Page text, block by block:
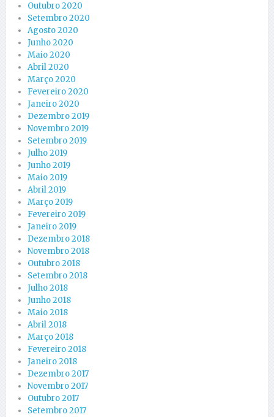
Outubro 2020
Setembro 2020
Agosto 2020
Junho 2020
Maio 2020
Abril 2020
Março 2020
Fevereiro 2020
Janeiro 2020
Dezembro 2019
Novembro 2019
Setembro 2019
Julho 2019
Junho 2019
Maio 2019
Abril 2019
Março 2019
Fevereiro 2019
Janeiro 2019
Dezembro 2018
Novembro 2018
Outubro 2018
Setembro 2018
Julho 2018
Junho 2018
Maio 2018
Abril 2018
Março 2018
Fevereiro 2018
Janeiro 2018
Dezembro 2017
Novembro 2017
Outubro 2017
Setembro 2017